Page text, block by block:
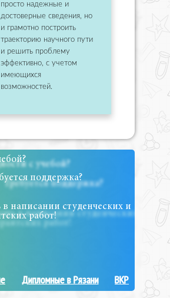
просто надежные и
достоверные сведения, но
и грамотно построить
траекторию научного пути
и решить проблему
эффективно, с учетом
имеющихся
возможностей.
поддержка?
написании студенческих и
работ!
Дипломные в Рязани ВКР